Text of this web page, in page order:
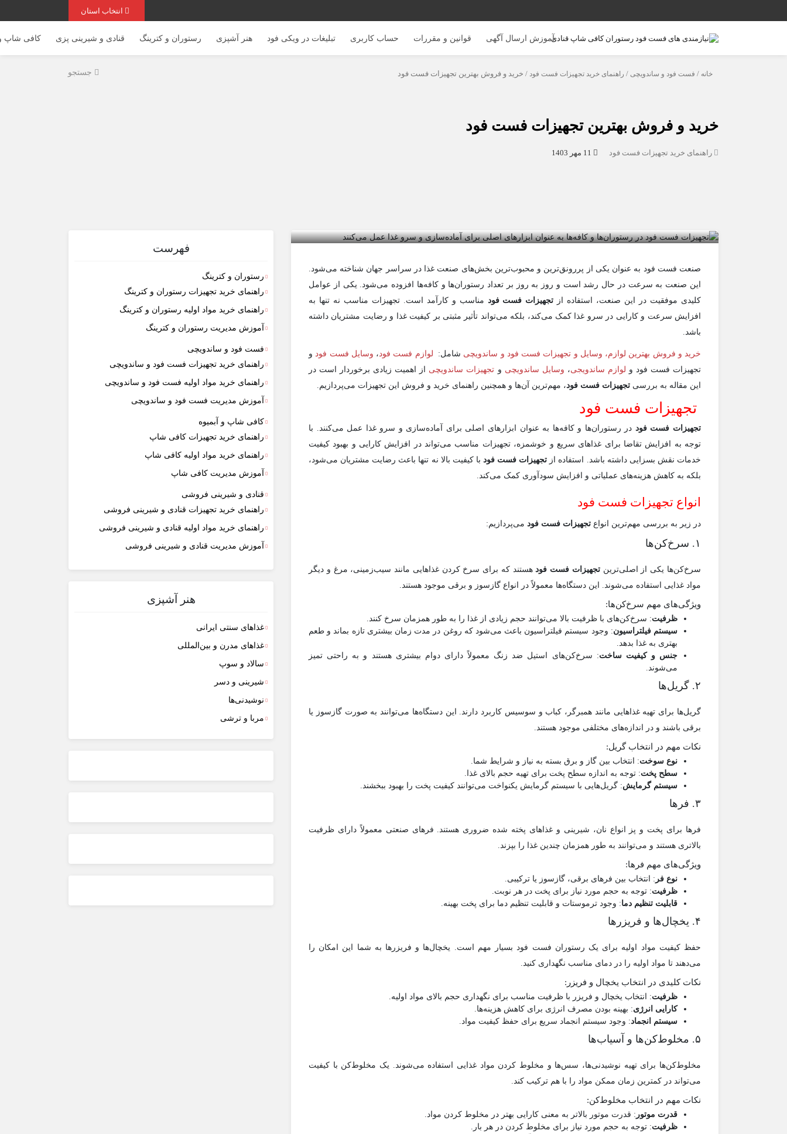
آموزش ارسال آگهی قوانین و مقررات حساب کاربری تبلیغات در ویکی فود هنر آشپزی رستوران و کترینگ قنادی و شیرینی پزی کافی شاپ و
جستجو خانه / فست فود و ساندویچی / راهنمای خرید تجهیزات فست فود / خرید و فروش بهترین تجهیزات فست فود
خرید و فروش بهترین تجهیزات فست فود
راهنمای خرید تجهیزات فست فود
صنعت فست فود به عنوان یکی از پررونق‌ترین و محبوب‌ترین بخش‌های صنعت غذا در سراسر جهان شناخته می‌شود.
این صنعت به سرعت در حال رشد است و روز به روز بر تعداد رستوران‌ها و کافه‌ها افزوده می‌شود. یکی از عوامل
کلیدی موفقیت در این صنعت، استفاده از تجهیزات فست فود مناسب و کارآمد است. تجهیزات مناسب نه تنها به
افزایش سرعت و کارایی در سرو غذا کمک می‌کند، بلکه می‌تواند تأثیر مثبتی بر کیفیت غذا و رضایت مشتریان داشته
باشد.
خرید و فروش بهترین لوازم، وسایل و تجهیزات فست فود و ساندویچی شامل: لوازم فست فود، وسایل فست فودو
تجهیزات فست فود و لوازم ساندویجی، وسایل ساندویچی و تجهیزات ساندویچی از اهمیت زیادی برخوردار است در
این مقاله به بررسی تجهیزات فست فود، مهم‌ترین آن‌ها و همچنین راهنمای خرید و فروش این تجهیزات می‌پردازیم.
تجهیزات فست فود
تجهیزات فست فود در رستوران‌ها و کافه‌ها به عنوان ابزارهای اصلی برای آماده‌سازی و سرو غذا عمل می‌کنند. با
توجه به افزایش تقاضا برای غذاهای سریع و خوشمزه، تجهیزات مناسب می‌تواند در افزایش کارایی و بهبود کیفیت
خدمات نقش بسزایی داشته باشد. استفاده از تجهیزات فست فود با کیفیت بالا نه تنها باعث رضایت مشتریان می‌شود،
بلکه به کاهش هزینه‌های عملیاتی و افزایش سودآوری کمک می‌کند.
انواع تجهیزات فست فود
در زیر به بررسی مهم‌ترین انواع تجهیزات فست فود می‌پردازیم:
۱. سرخ‌کن‌ها
سرخ‌کن‌ها یکی از اصلی‌ترینتجهیزات فست فودهستند که برای سرخ کردن غذاهایی مانند سیب‌زمینی، مرغ و دیگر
مواد غذایی استفاده می‌شوند. این دستگاه‌ها معمولاً در انواع گازسوز و برقی موجود هستند.
ویژگی‌های مهم سرخ‌کن‌ها:
ظرفیت: سرخ‌کن‌های با ظرفیت بالا می‌توانند حجم زیادی از غذا را به طور همزمان سرخ کنند.
سیستم فیلتراسیون: وجود سیستم فیلتراسیون باعث می‌شود که روغن در مدت زمان بیشتری تازه بماند و طعم
بهتری به غذا بدهد.
جنس و کیفیت ساخت: سرخ‌کن‌های استیل ضد زنگ معمولاً دارای دوام بیشتری هستند و به راحتی تمیز
می‌شوند.
۲. گریل‌ها
گریل‌ها برای تهیه غذاهایی مانند همبرگر، کباب و سوسیس کاربرد دارند. این دستگاه‌ها می‌توانند به صورت گازسوز یا
برقی باشند و در اندازه‌های مختلفی موجود هستند.
نکات مهم در انتخاب گریل:
نوع سوخت: انتخاب بین گاز و برق بسته به نیاز و شرایط شما.
سطح پخت: توجه به اندازه سطح پخت برای تهیه حجم بالای غذا.
سیستم گرمایش: گریل‌هایی با سیستم گرمایش یکنواخت می‌توانند کیفیت پخت را بهبود ببخشند.
۳. فرها
فرها برای پخت و پز انواع نان، شیرینی و غذاهای پخته شده ضروری هستند. فرهای صنعتی معمولاً دارای ظرفیت
بالاتری هستند و می‌توانند به طور همزمان چندین غذا را بپزند.
ویژگی‌های مهم فرها:
نوع فر : انتخاب بین فرهای برقی، گازسوز یا ترکیبی.
ظرفیت: توجه به حجم مورد نیاز برای پخت در هر نوبت.
قابلیت تنظیم دما: وجود ترموستات و قابلیت تنظیم دما برای پخت بهینه.
۴. یخچال‌ها و فریزرها
حفظ کیفیت مواد اولیه برای یک رستوران فست فود بسیار مهم است. یخچال‌ها و فریزرها به شما این امکان را
می‌دهند تا مواد اولیه را در دمای مناسب نگهداری کنید.
نکات کلیدی در انتخاب یخچال و فریزر:
ظرفیت: انتخاب یخچال و فریزر با ظرفیت مناسب برای نگهداری حجم بالای مواد اولیه.
کارایی انرژی: بهینه بودن مصرف انرژی برای کاهش هزینه‌ها.
سیستم انجماد: وجود سیستم انجماد سریع برای حفظ کیفیت مواد.
۵. مخلوط‌کن‌ها و آسیاب‌ها
مخلوط‌کن‌ها برای تهیه نوشیدنی‌ها، سس‌ها و مخلوط کردن مواد غذایی استفاده می‌شوند. یک مخلوط‌کن با کیفیت
می‌تواند در کمترین زمان ممکن مواد را با هم ترکیب کند.
نکات مهم در انتخاب مخلوط‌کن:
قدرت موتور : قدرت موتور بالاتر به معنی کارایی بهتر در مخلوط کردن مواد.
ظرفیت: توجه به حجم مورد نیاز برای مخلوط کردن در هر بار.
فهرست
رستوران و کترینگ
راهنمای خرید تجهیزات رستوران و کترینگ
راهنمای خرید مواد اولیه رستوران و کترینگ
آموزش مدیریت رستوران و کترینگ
فست فود و ساندویچی
راهنمای خرید تجهیزات فست فود و ساندویچی
راهنمای خرید مواد اولیه فست فود و ساندویچی
آموزش مدیریت فست فود و ساندویچی
کافی شاپ و آبمیوه
راهنمای خرید تجهیزات کافی شاپ
راهنمای خرید مواد اولیه کافی‌ شاپ‌
آموزش مدیریت کافی شاپ
قنادی و شیرینی فروشی
راهنمای خرید تجهیزات قنادی و شیرینی فروشی
راهنمای خرید مواد اولیه قنادی و شیرینی فروشی
آموزش مدیریت قنادی و شیرینی فروشی
هنر آشپزی
غذاهای سنتی ایرانی
غذاهای مدرن و بین‌المللی
سالاد و سوپ
شیرینی و دسر
نوشیدنی‌ها
مربا و ترشی